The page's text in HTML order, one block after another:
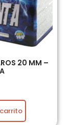
20 MM –